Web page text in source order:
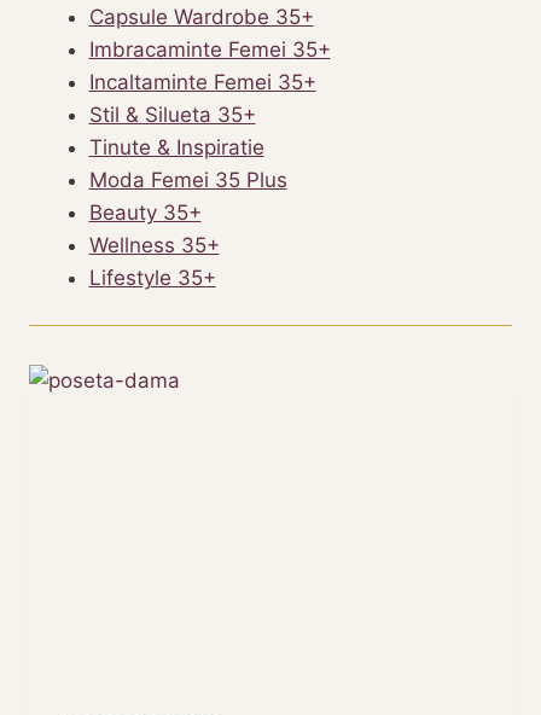
Capsule Wardrobe 35+
Imbracaminte Femei 35+
Incaltaminte Femei 35+
Stil & Silueta 35+
Tinute & Inspiratie
Moda Femei 35 Plus
Beauty 35+
Wellness 35+
Lifestyle 35+